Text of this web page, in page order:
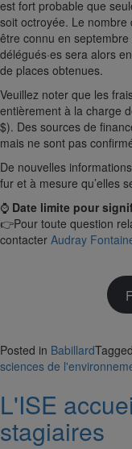
est fort probable que
soit octroyée. Le nombre
être connu en
délégués·es sera alors
de places obtenues.
Veuillez noter que les
entièrement à la charge
$). Des sources de
mais ne sont pas
De nouvelles
fur et à mesure qu’elles
⌚ Date limite pour
👉Pour toute question
contacter Audray
Posted in BabillardTagged
sciences de
L'ISE
stagiaires